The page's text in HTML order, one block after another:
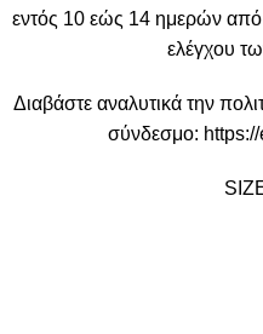
εντός 10 εώς 14 ημερών από
ελέγχου
Διαβάστε αναλυτικά την
σύνδεσμο: